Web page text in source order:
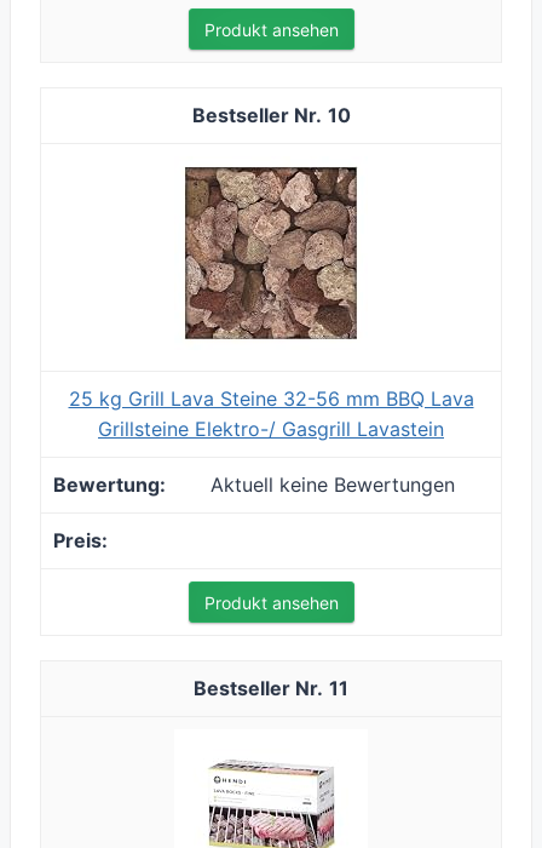
Produkt ansehen
10
25 kg Grill Lava Steine 32-56 mm BBQ Lava
Grillsteine Elektro-/ Gasgrill Lavastein
Aktuell keine Bewertungen
Produkt ansehen
11